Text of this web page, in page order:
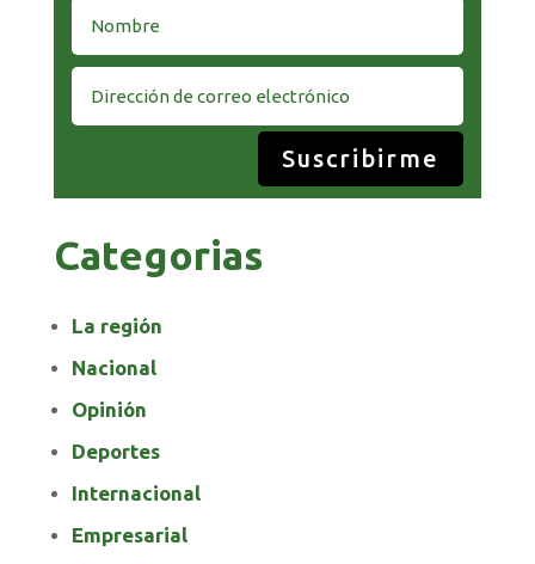
Suscribirme
Categorias
La región
Nacional
Opinión
Deportes
Internacional
Empresarial